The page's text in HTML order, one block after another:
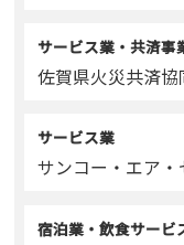
サービス業・共済事
佐賀県火災共済協
サービス業
サンコー・エア
宿泊業・飲食サービ